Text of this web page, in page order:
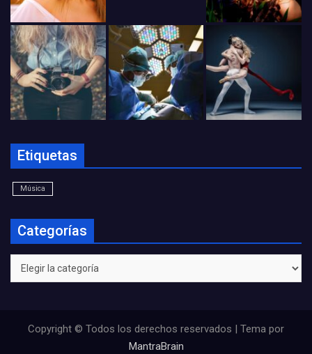
Etiquetas
Música
Categorías
Categorías
Copyright © Todos los derechos reservados | Tema por
MantraBrain